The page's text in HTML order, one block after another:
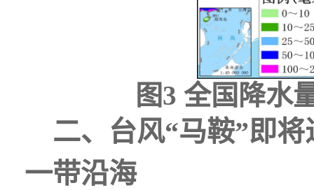
图3 全国降水
二、台风“马鞍”即
一带沿海